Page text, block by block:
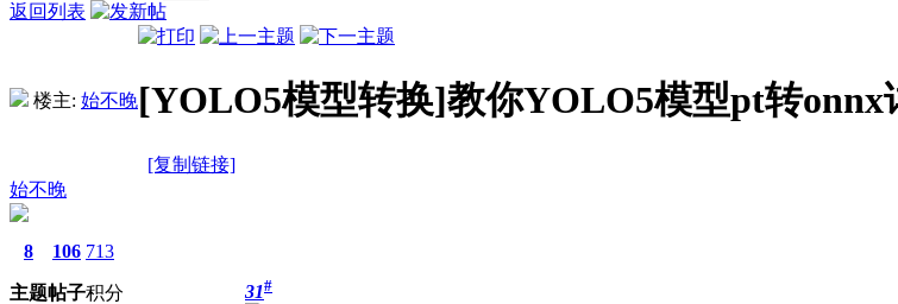
返回列表
楼主: 始不晚[YOLO5模型转换]教你YOLO5模型pt转onnx
[复制链接]
始不晚
8
主题
106
帖子
713
积分 31#